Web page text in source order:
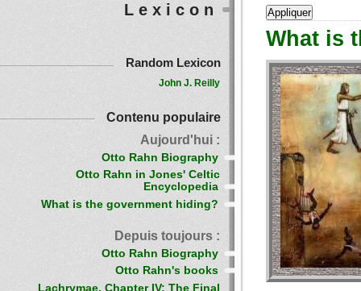
What is
Lexicon
Random Lexicon
John J. Reilly
Contenu populaire
Aujourd'hui :
Otto Rahn Biography
Otto Rahn in Jones' Celtic
Encyclopedia
What is the government hiding?
Depuis toujours :
Otto Rahn Biography
Otto Rahn's books
Lachrymae, Chapter IV: The Final